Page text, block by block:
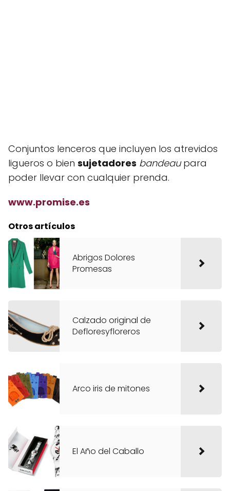
Conjuntos lenceros que incluyen los atrevidos
ligueros o bien sujetadores bandeaupara
poder llevar con cualquier prenda.
www.promise.es
Otros artículos
Abrigos Dolores
Promesas
Calzado original de
Defloresyfloreros
Arco iris de mitones
El Año del Caballo